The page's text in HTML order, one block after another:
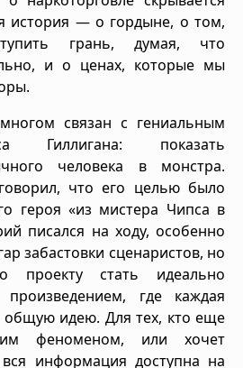
история — о гордыне, о том,
грань, думая, что
и о ценах, которые мы
связан с гениальным
Гиллигана: показать
человека в монстра.
что его целью было
героя «из мистера Чипса в
писался на ходу, особенно
забастовки сценаристов, но
проекту стать идеально
произведением, где каждая
общую идею. Для тех, кто еще
феноменом, или хочет
информация доступна на